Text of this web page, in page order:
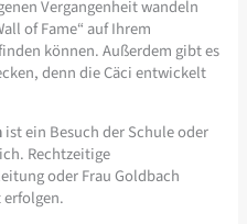
Vergangenheit wandeln
of Fame“ auf Ihrem
können. Außerdem gibt es
denn die Cäci entwickelt
ist ein Besuch der Schule oder
Rechtzeitige
oder Frau Goldbach
erfolgen.